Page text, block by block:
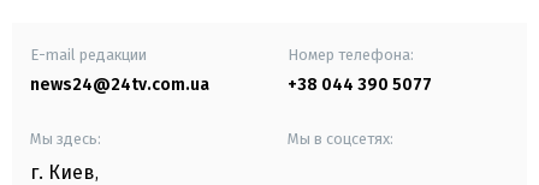
E-mail редакции
news24@24tv.com.ua
Номер телефона:
+38 044 390 5077
Мы здесь:
г. Киев,
Мы в соцсетях: